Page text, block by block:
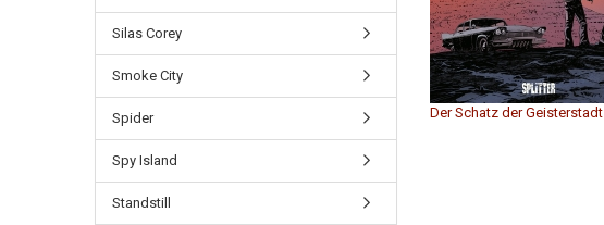
Der Schatz der Geisterstadt
Silas Corey
Smoke City
Spider
Spy Island
Standstill